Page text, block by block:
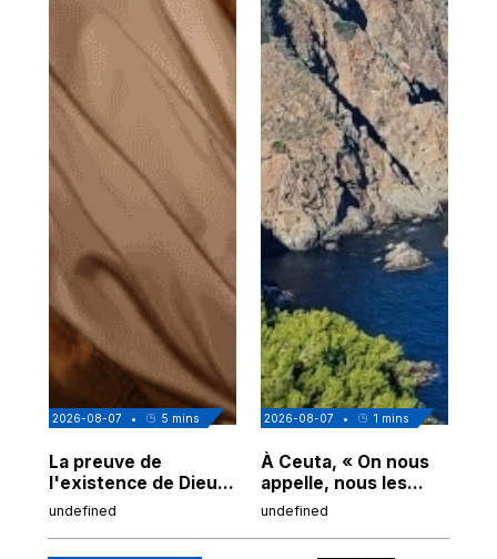
2026-08-07 • 5 mins
La preuve de
l'existence de Dieu
chez Ibn Sina
undefined
2026-08-07 • 1 mins
À Ceuta, « On nous
appelle, nous les
Espagnols d'origine
"musulmans"»
undefined